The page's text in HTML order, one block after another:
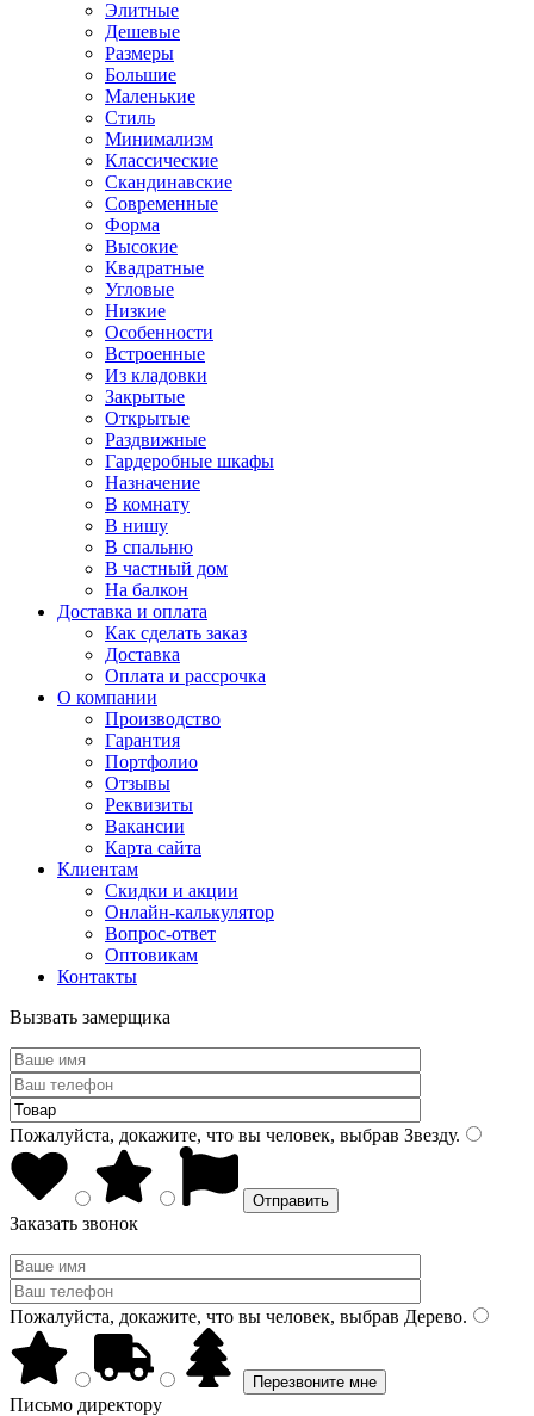
Элитные
Дешевые
Размеры
Большие
Маленькие
Стиль
Минимализм
Классические
Скандинавские
Современные
Форма
Высокие
Квадратные
Угловые
Низкие
Особенности
Встроенные
Из кладовки
Закрытые
Открытые
Раздвижные
Гардеробные шкафы
Назначение
В комнату
В нишу
В спальню
В частный дом
На балкон
Доставка и оплата
Как сделать заказ
Доставка
Оплата и рассрочка
О компании
Производство
Гарантия
Портфолио
Отзывы
Реквизиты
Вакансии
Карта сайта
Клиентам
Скидки и акции
Онлайн-калькулятор
Вопрос-ответ
Оптовикам
Контакты
Вызвать замерщика
Пожалуйста, докажите, что вы человек, выбрав Звезду.
Заказать звонок
Пожалуйста, докажите, что вы человек, выбрав Дерево.
Письмо директору